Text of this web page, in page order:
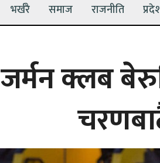
भर्खरै समाज राजनीति
जर्मन क्लब